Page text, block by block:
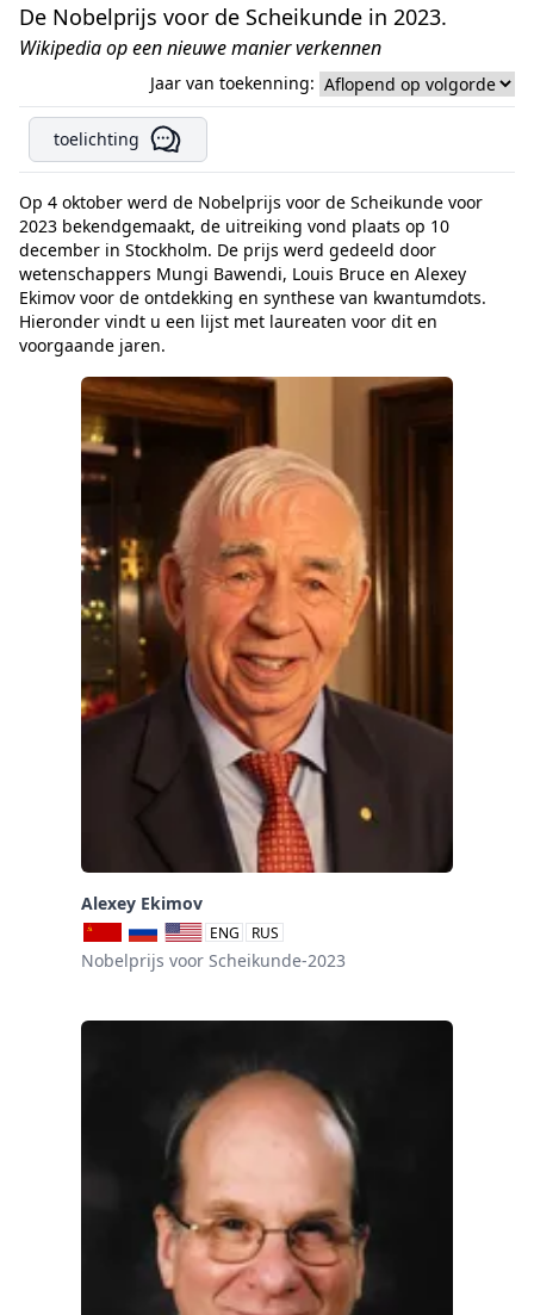
De Nobelprijs voor de Scheikunde in 2023.
Wikipedia op een nieuwe manier verkennen
Jaar van toekenning:
toelichting
Op 4 oktober werd de Nobelprijs voor de Scheikunde voor
2023 bekendgemaakt, de uitreiking vond plaats op 10
december in Stockholm. De prijs werd gedeeld door
wetenschappers Mungi Bawendi, Louis Bruce en Alexey
Ekimov voor de ontdekking en synthese van kwantumdots.
Hieronder vindt u een lijst met laureaten voor dit en
voorgaande jaren.
Alexey Ekimov
ENG RUS
Nobelprijs voor Scheikunde-2023